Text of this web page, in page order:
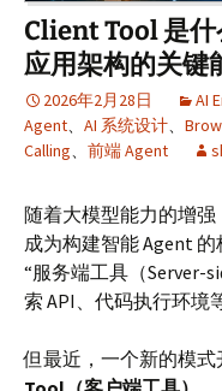
Client Tool 是
应用架构的关键
2026年2月28日 AI
Agent、 AI 系统设计、
Calling、 前端 Agent
随着大模型能力的增强
成为构建智能 Agent
“服务端工具（Server-
索 API、代码执行环境
但最近，一个新的模